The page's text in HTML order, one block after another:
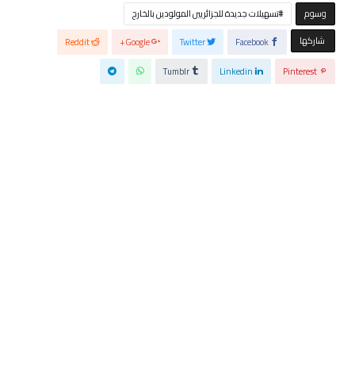
‫‫‫‫وسوم‬
تسهيلات جديدة للجزائريين المولودين بالخارج
‫‫ شاركها‬
Facebook
Twitter
Google+
Reddit
Pinterest
Linkedin
Tumblr